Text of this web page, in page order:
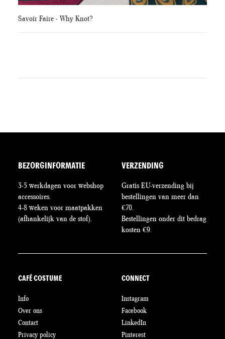
Savoir Faire - Why Knot?
BEZORGINFORMATIE
3-5 werkdagen voor webshop
accessoires.
4-8 weken voor maatpakken
(afhankelijk van de stof).
VERZENDING
Gratis EU-verzending bij
bestellingen van meer dan
€70.
Bestellingen onder dit bedrag
kosten €9.
CAFÉ COSTUME
Info
Over ons
Contact
Privacy policy
CONNECT
Instagram
Facebook
LinkedIn
Pinterest